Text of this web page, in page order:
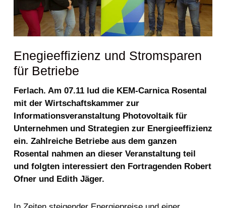
Enegieeffizienz und Stromsparen
für Betriebe
Ferlach. Am 07.11 lud die KEM-Carnica Rosental
mit der Wirtschaftskammer zur
Informationsveranstaltung Photovoltaik für
Unternehmen und Strategien zur Energieeffizienz
ein. Zahlreiche Betriebe aus dem ganzen
Rosental nahmen an dieser Veranstaltung teil
und folgten interessiert den Fortragenden Robert
Ofner und Edith Jäger.